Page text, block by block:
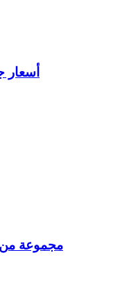
أسعار
مجموعة من أفضل 10